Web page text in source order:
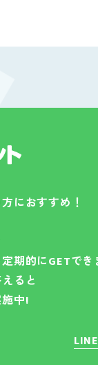
におすすめ！
期的にGETでき
ると
中!